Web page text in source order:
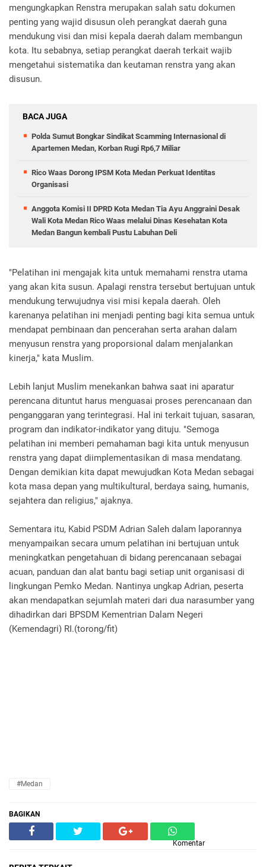
mengungkapkan Renstra merupakan salah satu dokumen
penting yang wajid disusun oleh perangkat daerah guna
mendukung visi dan misi kepala daerah dalam membangun
kota. Itu sebabnya, setiap perangkat daerah terkait wajib
mengetahui sistematika dan keutaman renstra yang akan
disusun.
BACA JUGA
Polda Sumut Bongkar Sindikat Scamming Internasional di
Apartemen Medan, Korban Rugi Rp6,7 Miliar
Rico Waas Dorong IPSM Kota Medan Perkuat Identitas
Organisasi
Anggota Komisi II DPRD Kota Medan Tia Ayu Anggraini Desak
Wali Kota Medan Rico Waas melalui Dinas Kesehatan Kota
Medan Bangun kembali Pustu Labuhan Deli
"Pelatihan ini mengajak kita untuk memahami renstra utama
yang akan kita susun. Apalagi renstra tersebut bertujuan untuk
mendukung terwujudnya visi misi kepala daerah. Oleh
karenanya pelatihan ini menjadi penting bagi kita semua untuk
mendapat pembinaan dan pencerahan serta arahan dalam
menyusun renstra yang proporsional dalam menjalankan
kinerja," kata Muslim.
Lebih lanjut Muslim menekankan bahwa saat ini aparatur
perencana dituntut harus menguasai proses perencanaan dan
penganggaran yang terintegrasi. Hal ini terkait tujuan, sasaran,
program dan indikator-indikator yang dituju. "Semoga
pelatihan ini memberi pemahaman bagi kita untuk menyusun
renstra yang dapat diimplementasikan di masa mendatang.
Dengan demikian kita dapat mewujudkan Kota Medan sebagai
kota masa depan yang multikultural, berdaya saing, humanis,
sejahtera dan religius," ajaknya.
Sementara itu, Kabid PSDM Adrian Saleh dalam laporannya
menyampaikan secara umum pelatihan ini bertujuan untuk
meningkatkan pengetahuan di bidang perencanaan sebagai
acuan, panduan dan alat bantu bagi setiap unit organisasi di
lingkungan Pemko Medan. Nantinya ungkap Adrian, peserta
akan mendapatkan sejumlah materi dari dua narasumber yang
dihadirkan dari BPSDM Kementrian Dalam Negeri
(Kemendagri) RI.(torong/fit)
#Medan
BAGIKAN
Komentar